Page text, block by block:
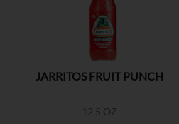
JARRITOS FRUIT PUNCH
12.5 OZ